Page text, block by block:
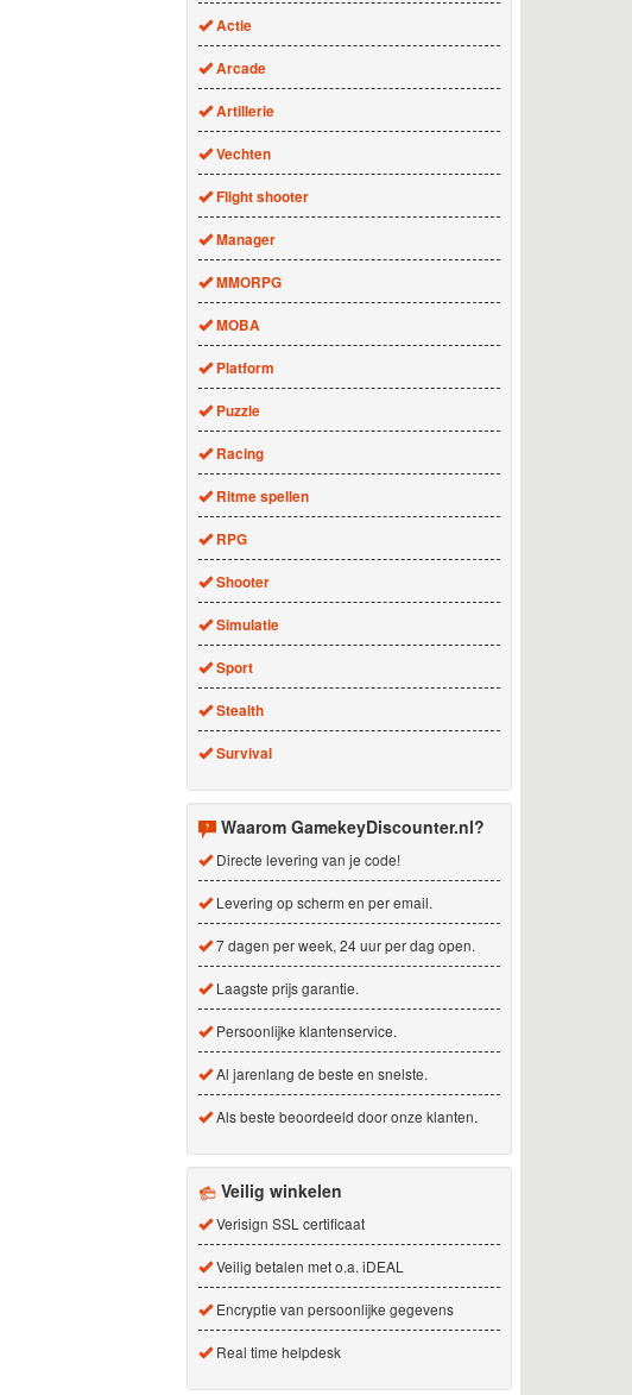
Actie
Arcade
Artillerie
Vechten
Flight shooter
Manager
MMORPG
MOBA
Platform
Puzzle
Racing
Ritme spellen
RPG
Shooter
Simulatie
Sport
Stealth
Survival
Waarom GamekeyDiscounter.nl?
Directe levering van je code!
Levering op scherm en per email.
7 dagen per week, 24 uur per dag open.
Laagste prijs garantie.
Persoonlijke klantenservice.
Al jarenlang de beste en snelste.
Als beste beoordeeld door onze klanten.
Veilig winkelen
Verisign SSL certificaat
Veilig betalen met o.a. iDEAL
Encryptie van persoonlijke gegevens
Real time helpdesk